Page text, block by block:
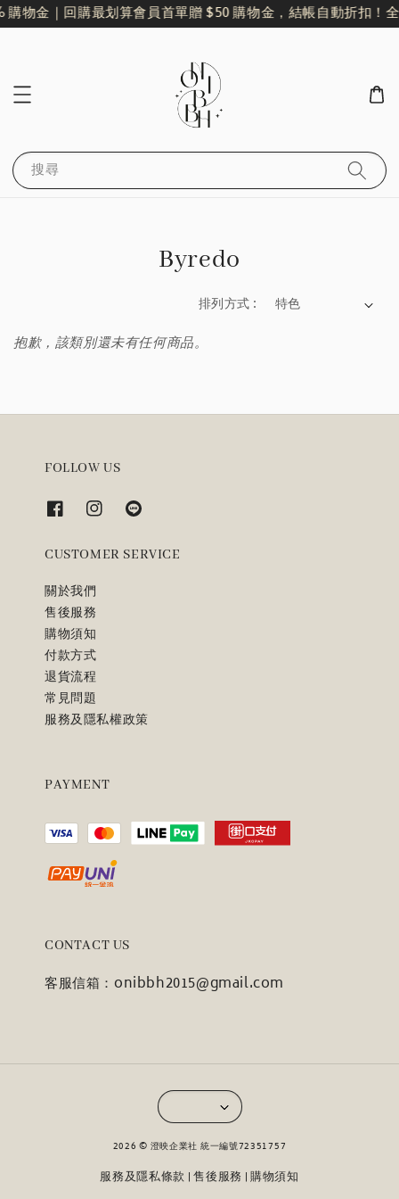
物金｜回購最划算會員首單贈 $50 購物金，結帳自動折扣！
搜尋
Byredo
排列方式 :
抱歉，該類別還未有任何商品。
FOLLOW US
CUSTOMER SERVICE
關於我們
售後服務
購物須知
付款方式
退貨流程
常見問題
服務及隱私權政策
PAYMENT
CONTACT US
客服信箱：onibbh2015@gmail.com
2026 © 澄映企業社 統一編號72351757
服務及隱私條款 |售後服務 |購物須知